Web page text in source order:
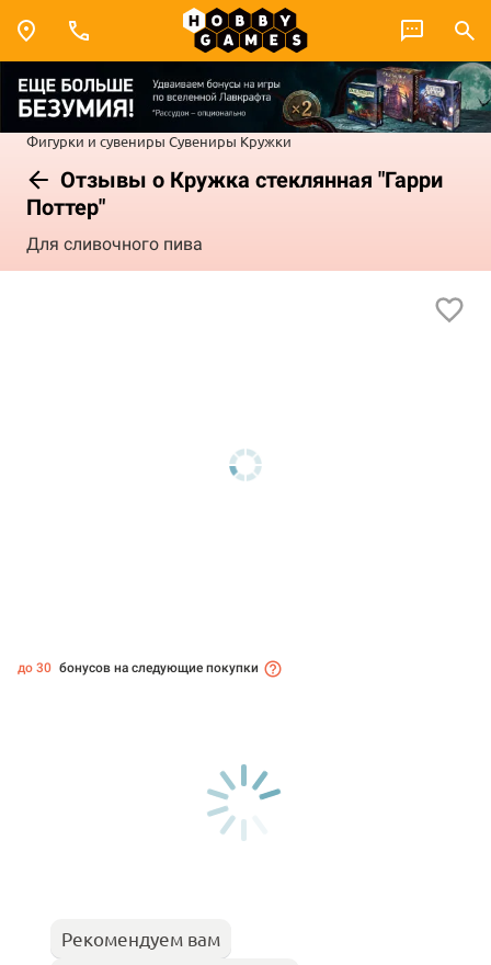
Фигурки и сувениры Сувениры Кружки
Отзывы о Кружка стеклянная "Гарри
Поттер"
Для сливочного пива
до 30 бонусов на следующие покупки
Рекомендуем вам